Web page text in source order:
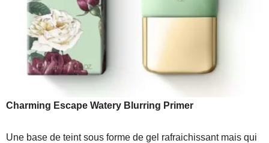
Charming Escape Watery Blurring Primer
Une base de teint sous forme de gel rafraichissant mais qui